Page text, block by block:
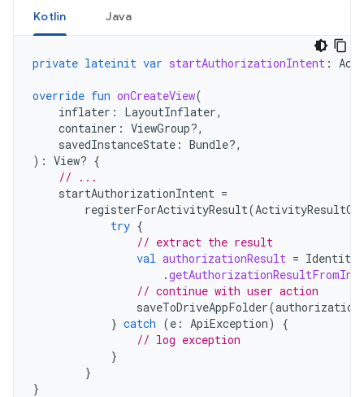
Kotlin Java
private lateinit var startAuthorizationIntent :
override fun onCreateView(
inflater : LayoutInflater,
container : ViewGroup?,
savedInstanceState : Bundle?,
): View? {
// ...
startAuthorizationIntent =
registerForActivityResult(
try {
// extract the result
val authorizationResult = Identity
.
// continue with user action
saveToDriveAppFolder(
} catch (e : ApiException)
{
// log exception
}
}
}